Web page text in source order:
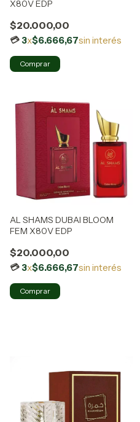
X80V EDP
$20.000,00
3x$6.666,67sin interés
AL SHAMS DUBAI BLOOM
FEM X80V EDP
$20.000,00
3x$6.666,67sin interés